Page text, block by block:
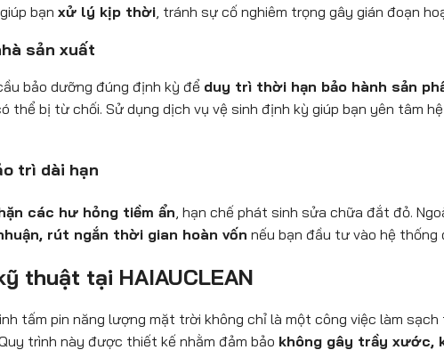
bạn xử lý kịp thời, tránh sự cố nghiêm trọng gây gián đoạn
sản xuất
bảo dưỡng đúng định kỳ để duy trì thời hạn bảo hành sản
thể bị từ chối. Sử dụng dịch vụ vệ sinh định kỳ giúp bạn yên tâm
trì dài hạn
các hư hỏng tiềm ẩn, hạn chế phát sinh sửa chữa đắt đỏ.
rút ngắn thời gian hoàn vốn nếu bạn đầu tư vào hệ thống
thuật tại HAIAUCLEAN
tấm pin năng lượng mặt trời không chỉ là một công việc làm
trình này được thiết kế nhằm đảm bảo không gây trầy xước,